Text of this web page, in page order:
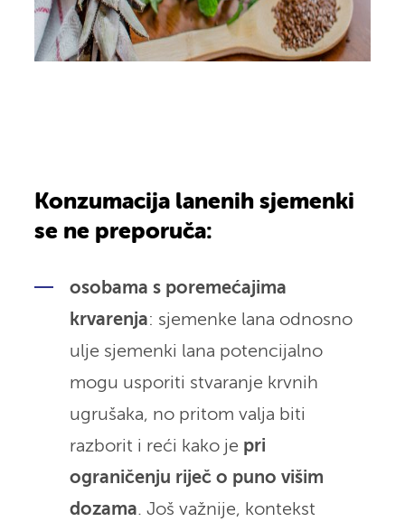
Konzumacija lanenih sjemenki
se ne preporuča:
osobama s poremećajima
krvarenja: sjemenke lana odnosno
ulje sjemenki lana potencijalno
mogu usporiti stvaranje krvnih
ugrušaka, no pritom valja biti
razborit i reći kako je pri
ograničenju riječ o puno višim
dozama. Još važnije, kontekst